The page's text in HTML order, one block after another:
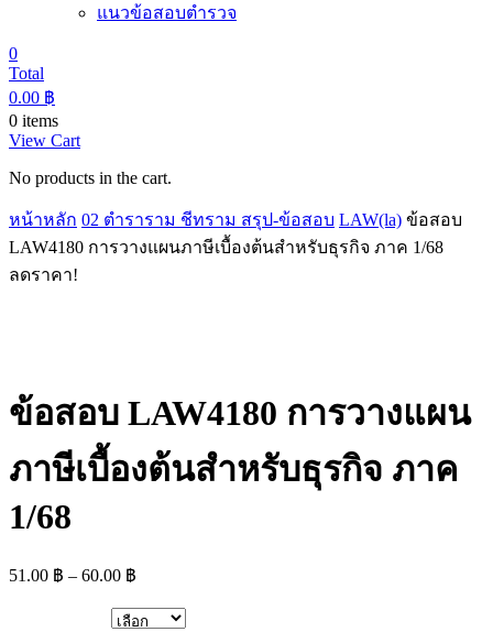
แนวข้อสอบตำรวจ
0
Total
0.00 ฿
0 items
View Cart
No products in the cart.
หน้าหลัก 02 ตำราราม ชีทราม สรุป-ข้อสอบ LAW(la) ข้อสอบ
LAW4180 การวางแผนภาษีเบื้องต้นสำหรับธุรกิจ ภาค 1/68
ลดราคา!
ข้อสอบ LAW4180 การวางแผน
ภาษีเบื้องต้นสำหรับธุรกิจ ภาค
1/68
51.00 ฿ – 60.00 ฿
51.00 ฿